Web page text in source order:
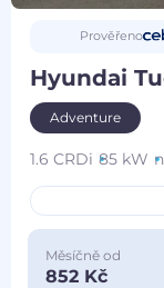
Prověřeno
Hyundai
Adventure
1.6 CRDi 85 kW
Měsíčně od
852 Kč